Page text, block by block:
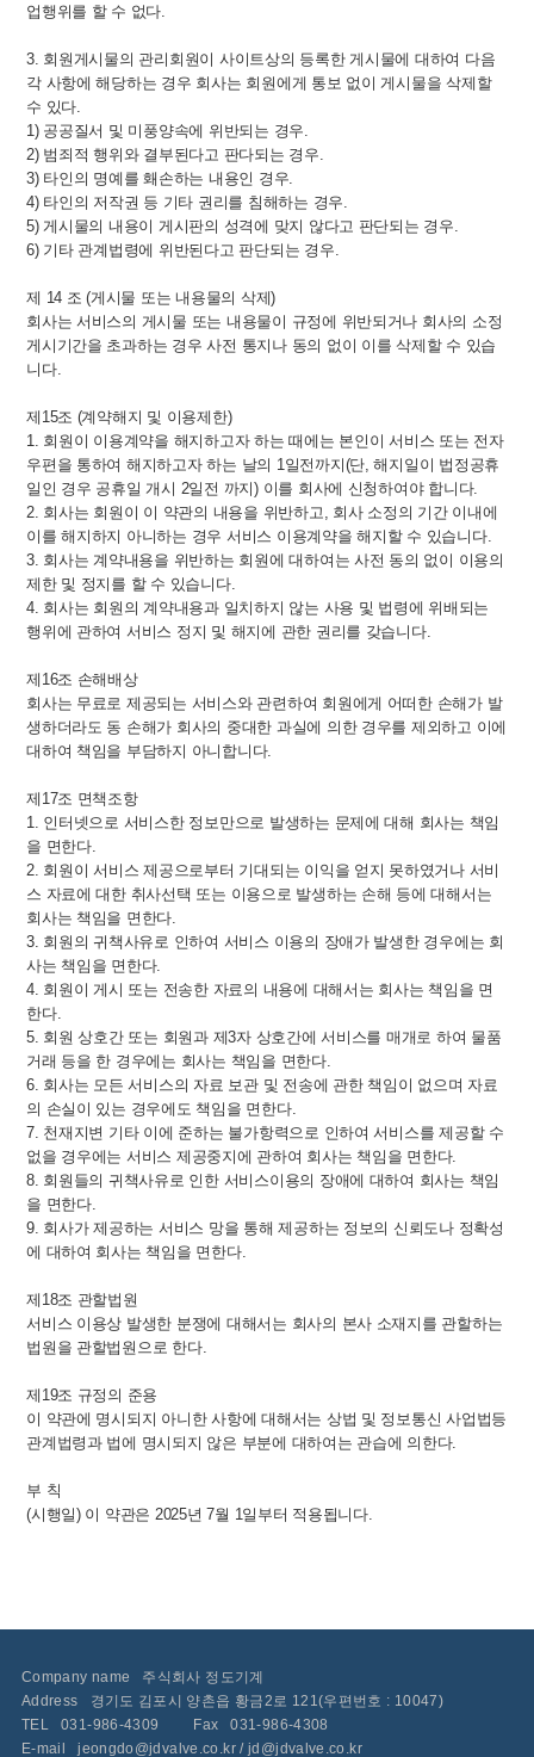
업행위를 할 수 없다.
3. 회원게시물의 관리회원이 사이트상의 등록한 게시물에 대하여 다음
각 사항에 해당하는 경우 회사는 회원에게 통보 없이 게시물을 삭제할
수 있다.
1) 공공질서 및 미풍양속에 위반되는 경우.
2) 범죄적 행위와 결부된다고 판다되는 경우.
3) 타인의 명예를 홰손하는 내용인 경우.
4) 타인의 저작권 등 기타 권리를 침해하는 경우.
5) 게시물의 내용이 게시판의 성격에 맞지 않다고 판단되는 경우.
6) 기타 관계법령에 위반된다고 판단되는 경우.
제 14 조 (게시물 또는 내용물의 삭제)
회사는 서비스의 게시물 또는 내용물이 규정에 위반되거나 회사의 소정
게시기간을 초과하는 경우 사전 통지나 동의 없이 이를 삭제할 수 있습
니다.
제15조 (계약해지 및 이용제한)
1. 회원이 이용계약을 해지하고자 하는 때에는 본인이 서비스 또는 전자
우편을 통하여 해지하고자 하는 날의 1일전까지(단, 해지일이 법정공휴
일인 경우 공휴일 개시 2일전 까지) 이를 회사에 신청하여야 합니다.
2. 회사는 회원이 이 약관의 내용을 위반하고, 회사 소정의 기간 이내에
이를 해지하지 아니하는 경우 서비스 이용계약을 해지할 수 있습니다.
3. 회사는 계약내용을 위반하는 회원에 대하여는 사전 동의 없이 이용의
제한 및 정지를 할 수 있습니다.
4. 회사는 회원의 계약내용과 일치하지 않는 사용 및 법령에 위배되는
행위에 관하여 서비스 정지 및 해지에 관한 권리를 갖습니다.
제16조 손해배상
회사는 무료로 제공되는 서비스와 관련하여 회원에게 어떠한 손해가 발
생하더라도 동 손해가 회사의 중대한 과실에 의한 경우를 제외하고 이에
대하여 책임을 부담하지 아니합니다.
제17조 면책조항
1. 인터넷으로 서비스한 정보만으로 발생하는 문제에 대해 회사는 책임
을 면한다.
2. 회원이 서비스 제공으로부터 기대되는 이익을 얻지 못하였거나 서비
스 자료에 대한 취사선택 또는 이용으로 발생하는 손해 등에 대해서는
회사는 책임을 면한다.
3. 회원의 귀책사유로 인하여 서비스 이용의 장애가 발생한 경우에는 회
사는 책임을 면한다.
4. 회원이 게시 또는 전송한 자료의 내용에 대해서는 회사는 책임을 면
한다.
5. 회원 상호간 또는 회원과 제3자 상호간에 서비스를 매개로 하여 물품
거래 등을 한 경우에는 회사는 책임을 면한다.
6. 회사는 모든 서비스의 자료 보관 및 전송에 관한 책임이 없으며 자료
의 손실이 있는 경우에도 책임을 면한다.
7. 천재지변 기타 이에 준하는 불가항력으로 인하여 서비스를 제공할 수
없을 경우에는 서비스 제공중지에 관하여 회사는 책임을 면한다.
8. 회원들의 귀책사유로 인한 서비스이용의 장애에 대하여 회사는 책임
을 면한다.
9. 회사가 제공하는 서비스 망을 통해 제공하는 정보의 신뢰도나 정확성
에 대하여 회사는 책임을 면한다.
제18조 관할법원
서비스 이용상 발생한 분쟁에 대해서는 회사의 본사 소재지를 관할하는
법원을 관할법원으로 한다.
제19조 규정의 준용
이 약관에 명시되지 아니한 사항에 대해서는 상법 및 정보통신 사업법등
관계법령과 법에 명시되지 않은 부분에 대하여는 관습에 의한다.
부 칙
(시행일) 이 약관은 2025년 7월 1일부터 적용됩니다.
Company name
주식회사 정도기계
Address
경기도 김포시 양촌읍 황금2로 121(우편번호 : 10047)
TEL
031-986-4309 Fax
031-986-4308
E-mail
jeongdo@jdvalve.co.kr / jd@jdvalve.co.kr